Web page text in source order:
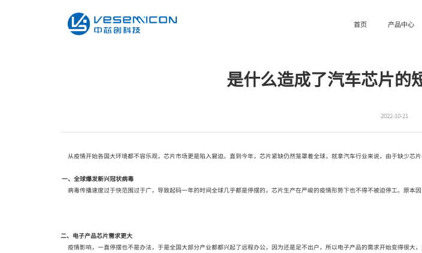
首页 产品中心
电池管理系统
当前位置： 首页>新闻资讯>行业资讯
是什么造成了汽车芯片的
2022-10-21
从疫情开始各国大环境都不容乐观，芯片市场更是陷入窘迫。直到今年，芯片紧缺仍然笼罩着全球，就拿汽车行业来说，由于缺少芯
一、全球爆发新兴冠状病毒
病毒传播速度过于快范围过于广，导致起码一年的时间全球几乎都是停摆的，芯片生产在严峻的疫情形势下也不得不被迫停工。原本
二、电子产品芯片需求更大
疫情影响，一直停摆也不是办法，于是全国大部分产业都都兴起了远程办公，因为还是足不出户，所以电子产品的需求开始变得很